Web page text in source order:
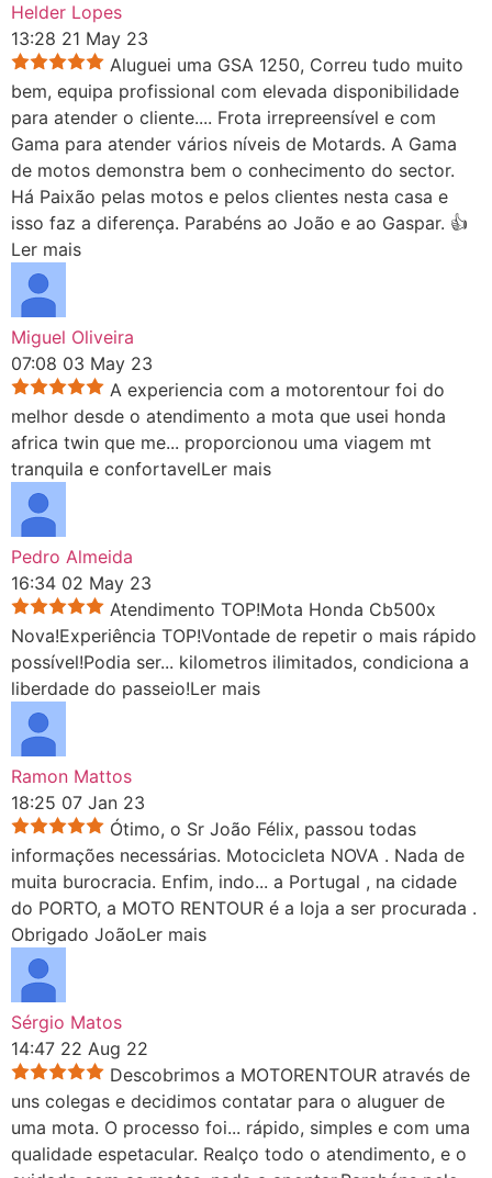
Helder Lopes
13:28 21 May 23
Aluguei uma GSA 1250, Correu tudo muito
bem, equipa profissional com elevada disponibilidade
para atender o cliente.... Frota irrepreensível e com
Gama para atender vários níveis de Motards. A Gama
de motos demonstra bem o conhecimento do sector.
Há Paixão pelas motos e pelos clientes nesta casa e
isso faz a diferença. Parabéns ao João e ao Gaspar. 👍
Ler mais
Miguel Oliveira
07:08 03 May 23
A experiencia com a motorentour foi do
melhor desde o atendimento a mota que usei honda
africa twin que me... proporcionou uma viagem mt
tranquila e confortavelLer mais
Pedro Almeida
16:34 02 May 23
Atendimento TOP!Mota Honda Cb500x
Nova!Experiência TOP!Vontade de repetir o mais rápido
possível!Podia ser... kilometros ilimitados, condiciona a
liberdade do passeio!Ler mais
Ramon Mattos
18:25 07 Jan 23
Ótimo, o Sr João Félix, passou todas
informações necessárias. Motocicleta NOVA . Nada de
muita burocracia. Enfim, indo... a Portugal , na cidade
do PORTO, a MOTO RENTOUR é a loja a ser procurada .
Obrigado JoãoLer mais
Sérgio Matos
14:47 22 Aug 22
Descobrimos a MOTORENTOUR através de
uns colegas e decidimos contatar para o aluguer de
uma mota. O processo foi... rápido, simples e com uma
qualidade espetacular. Realço todo o atendimento, e o